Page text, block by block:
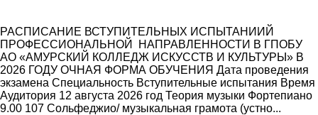
РАСПИСАНИЕ ВСТУПИТЕЛЬНЫХ ИСПЫТАНИИЙ
ПРОФЕССИОНАЛЬНОЙ НАПРАВЛЕННОСТИ В ГПОБУ
АО «АМУРСКИЙ КОЛЛЕДЖ ИСКУССТВ И КУЛЬТУРЫ» В
2026 ГОДУ ОЧНАЯ ФОРМА ОБУЧЕНИЯ Дата проведения
экзамена Специальность Вступительные испытания Время
Аудитория 12 августа 2026 год Теория музыки Фортепиано
9.00 107 Сольфеджио/ музыкальная грамота (устно...